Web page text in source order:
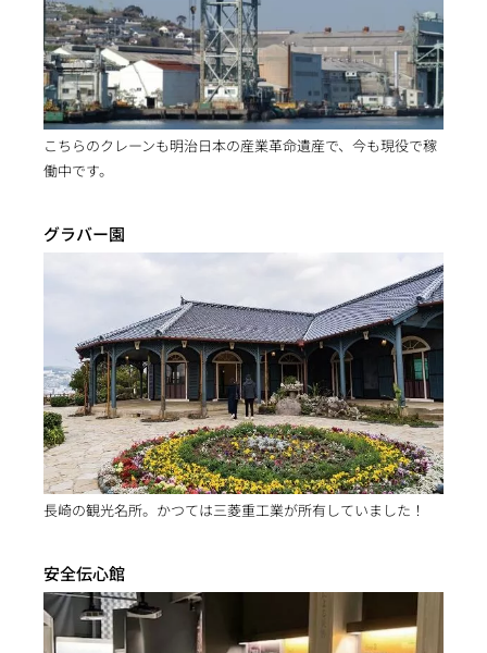
こちらのクレーンも明治日本の産業革命遺産で、今も現役で稼
働中です。
グラバー園
長崎の観光名所。かつては三菱重工業が所有していました！
安全伝心館